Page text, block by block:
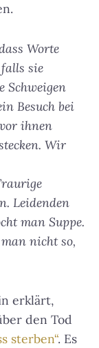
Worte
sie
Schweigen
Besuch bei
ihnen
Wir
Leidenden
man Suppe.
nicht so,
erklärt,
den Tod
sterben“. Es